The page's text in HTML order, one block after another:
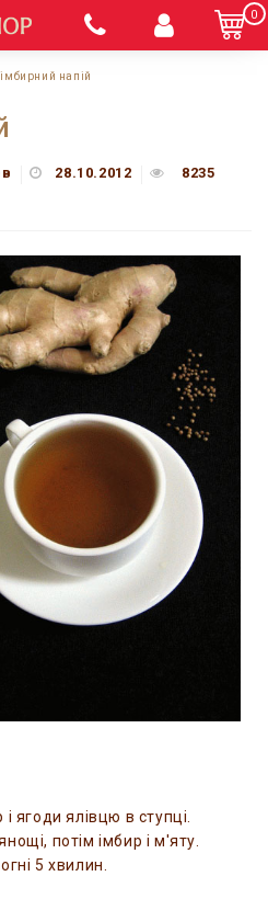
0
імбирний напій
28.10.2012
8235
ягоди ялівцю в ступці.
потім імбир і м'яту.
5 хвилин.